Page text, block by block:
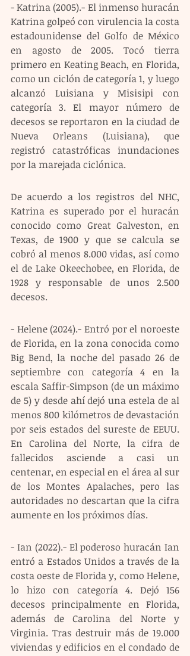
- Katrina (2005).- El inmenso huracán
Katrina golpeó con virulencia la costa
estadounidense del Golfo de México
en agosto de 2005. Tocó tierra
primero en Keating Beach, en Florida,
como un ciclón de categoría 1, y luego
alcanzó Luisiana y Misisipi con
categoría 3. El mayor número de
decesos se reportaron en la ciudad de
Nueva Orleans (Luisiana), que
registró catastróficas inundaciones
por la marejada ciclónica.
De acuerdo a los registros del NHC,
Katrina es superado por el huracán
conocido como Great Galveston, en
Texas, de 1900 y que se calcula se
cobró al menos 8.000 vidas, así como
el de Lake Okeechobee, en Florida, de
1928 y responsable de unos 2.500
decesos.
- Helene (2024).- Entró por el noroeste
de Florida, en la zona conocida como
Big Bend, la noche del pasado 26 de
septiembre con categoría 4 en la
escala Saffir-Simpson (de un máximo
de 5) y desde ahí dejó una estela de al
menos 800 kilómetros de devastación
por seis estados del sureste de EEUU.
En Carolina del Norte, la cifra de
fallecidos asciende a casi un
centenar, en especial en el área al sur
de los Montes Apalaches, pero las
autoridades no descartan que la cifra
aumente en los próximos días.
- Ian (2022).- El poderoso huracán Ian
entró a Estados Unidos a través de la
costa oeste de Florida y, como Helene,
lo hizo con categoría 4. Dejó 156
decesos principalmente en Florida,
además de Carolina del Norte y
Virginia. Tras destruir más de 19.000
viviendas y edificios en el condado de